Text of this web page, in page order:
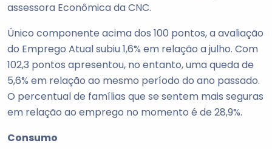
assessora Econômica da CNC.
Único componente acima dos 100 pontos, a avaliação
do Emprego Atual subiu 1,6% em relação a julho. Com
102,3 pontos apresentou, no entanto, uma queda de
5,6% em relação ao mesmo período do ano passado.
O percentual de famílias que se sentem mais seguras
em relação ao emprego no momento é de 28,9%.
Consumo